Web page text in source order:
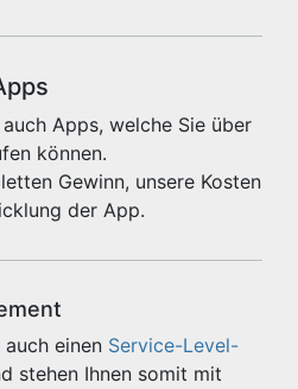
Apps, welche Sie über
können.
Gewinn, unsere Kosten
der App.
einen Service-Level-
stehen Ihnen somit mit